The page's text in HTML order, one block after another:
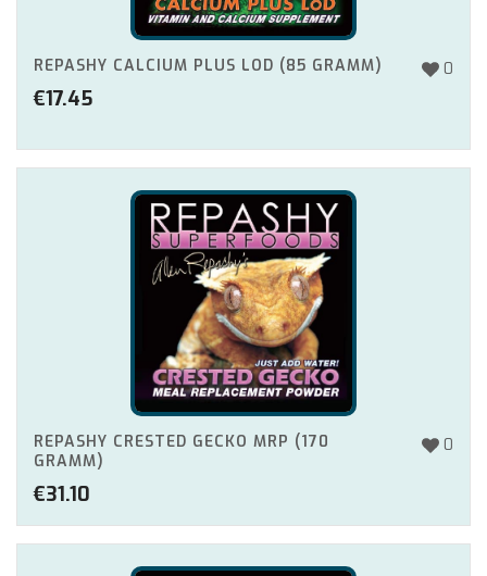
0
REPASHY CALCIUM PLUS LOD (85 GRAMM)
€17.45
0
REPASHY CRESTED GECKO MRP (170
GRAMM)
€31.10